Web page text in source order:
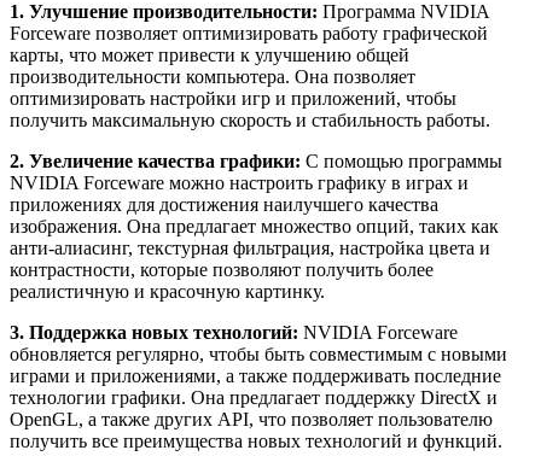
1. Улучшение производительности: Программа NVIDIA
Forceware позволяет оптимизировать работу графической
карты, что может привести к улучшению общей
производительности компьютера. Она позволяет
оптимизировать настройки игр и приложений, чтобы
получить максимальную скорость и стабильность работы.
2. Увеличение качества графики: С помощью программы
NVIDIA Forceware можно настроить графику в играх и
приложениях для достижения наилучшего качества
изображения. Она предлагает множество опций, таких как
анти-алиасинг, текстурная фильтрация, настройка цвета и
контрастности, которые позволяют получить более
реалистичную и красочную картинку.
3. Поддержка новых технологий: NVIDIA Forceware
обновляется регулярно, чтобы быть совместимым с новыми
играми и приложениями, а также поддерживать последние
технологии графики. Она предлагает поддержку DirectX и
OpenGL, а также других API, что позволяет пользователю
получить все преимущества новых технологий и функций.